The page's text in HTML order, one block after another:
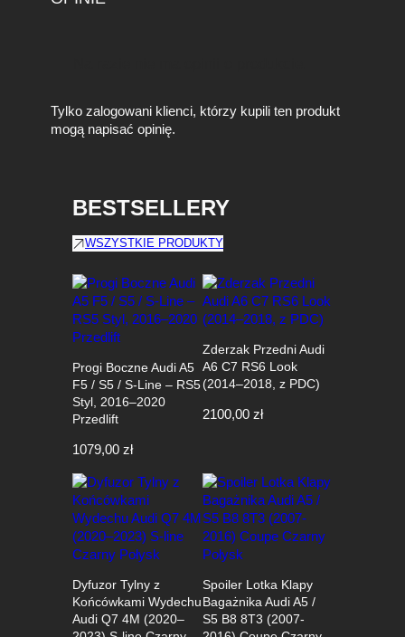
Tylko zalogowani klienci, którzy kupili ten produkt
mogą napisać opinię.
BESTSELLERY
WSZYSTKIE PRODUKTY
Progi Boczne Audi A5
F5 / S5 / S-Line – RS5
Styl, 2016–2020
Przedlift
1079,00 zł
Zderzak Przedni Audi
A6 C7 RS6 Look
(2014–2018, z PDC)
2100,00 zł
Dyfuzor Tylny z
Końcówkami Wydechu
Audi Q7 4M (2020–
Spoiler Lotka Klapy
Bagażnika Audi A5 /
S5 B8 8T3 (2007-